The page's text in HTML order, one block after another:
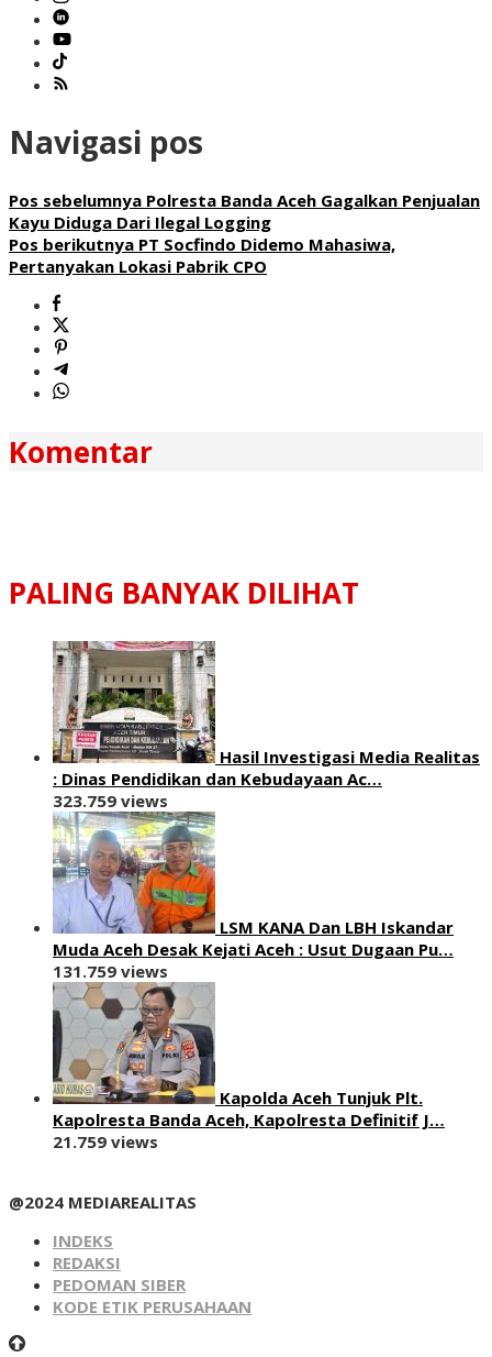
Navigasi pos
Pos sebelumnya Polresta Banda Aceh Gagalkan Penjualan
Kayu Diduga Dari Ilegal Logging
Pos berikutnya PT Socfindo Didemo Mahasiwa,
Pertanyakan Lokasi Pabrik CPO
Komentar
PALING BANYAK DILIHAT
Hasil Investigasi Media Realitas
: ‎Dinas Pendidikan dan Kebudayaan Ac…
323.759 views
LSM KANA Dan LBH Iskandar
Muda Aceh Desak Kejati Aceh : Usut Dugaan Pu…
131.759 views
Kapolda Aceh Tunjuk Plt.
Kapolresta Banda Aceh, Kapolresta Definitif J…
21.759 views
@2024 MEDIAREALITAS
INDEKS
REDAKSI
PEDOMAN SIBER
KODE ETIK PERUSAHAAN